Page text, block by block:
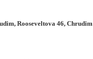
Rooseveltova 46, Chrudim